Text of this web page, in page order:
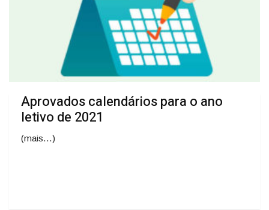
Aprovados calendários para o ano
letivo de 2021
(mais…)